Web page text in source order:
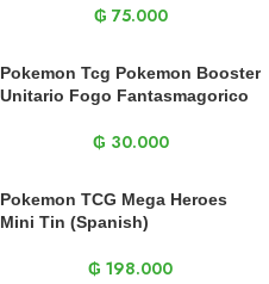
₲ 75.000
Pokemon Tcg Pokemon Booster
Unitario Fogo Fantasmagorico
₲ 30.000
Pokemon TCG Mega Heroes
Mini Tin (Spanish)
₲ 198.000